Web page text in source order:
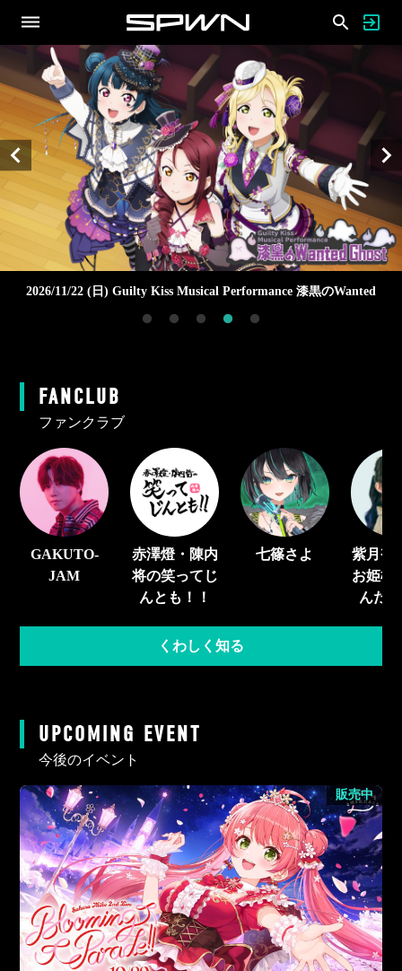
2026/11/22 (日) Guilty Kiss Musical Performance 漆黒のWanted
FANCLUB
ファンクラブ
GAKUTO-
JAM
赤澤燈・陳内
将の笑ってじ
んとも！！
七篠さよ
紫月杏
お姫様
んだ
くわしく知る
UPCOMING EVENT
今後のイベント
販売中